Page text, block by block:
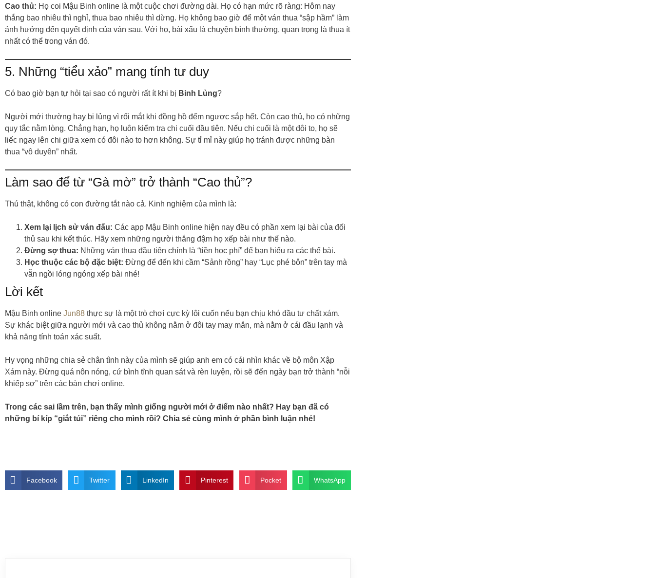
Cao thủ: Họ coi Mậu Binh online là một cuộc chơi đường dài. Họ có hạn mức rõ ràng: Hôm nay
thắng bao nhiêu thì nghỉ, thua bao nhiêu thì dừng. Họ không bao giờ để một ván thua “sập hầm” làm
ảnh hưởng đến quyết định của ván sau. Với họ, bài xấu là chuyện bình thường, quan trọng là thua ít
nhất có thể trong ván đó.
5. Những “tiểu xảo” mang tính tư duy
Có bao giờ bạn tự hỏi tại sao có người rất ít khi bị Binh Lủng?
Người mới thường hay bị lủng vì rối mắt khi đồng hồ đếm ngược sắp hết. Còn cao thủ, họ có những
quy tắc nằm lòng. Chẳng hạn, họ luôn kiểm tra chi cuối đầu tiên. Nếu chi cuối là một đôi to, họ sẽ
liếc ngay lên chi giữa xem có đôi nào to hơn không. Sự tỉ mỉ này giúp họ tránh được những bàn
thua “vô duyên” nhất.
Làm sao để từ “Gà mờ” trở thành “Cao thủ”?
Thú thật, không có con đường tắt nào cả. Kinh nghiệm của mình là:
Xem lại lịch sử ván đấu: Các app Mậu Binh online hiện nay đều có phần xem lại bài của đối
thủ sau khi kết thúc. Hãy xem những người thắng đậm họ xếp bài như thế nào.
Đừng sợ thua: Những ván thua đầu tiên chính là “tiền học phí” để bạn hiểu ra các thế bài.
Học thuộc các bộ đặc biệt: Đừng để đến khi cầm “Sảnh rồng” hay “Lục phé bôn” trên tay mà
vẫn ngồi lóng ngóng xếp bài nhé!
Lời kết
Mậu Binh online Jun88 thực sự là một trò chơi cực kỳ lôi cuốn nếu bạn chịu khó đầu tư chất xám.
Sự khác biệt giữa người mới và cao thủ không nằm ở đôi tay may mắn, mà nằm ở cái đầu lạnh và
khả năng tính toán xác suất.
Hy vọng những chia sẻ chân tình này của mình sẽ giúp anh em có cái nhìn khác về bộ môn Xập
Xám này. Đừng quá nôn nóng, cứ bình tĩnh quan sát và rèn luyện, rồi sẽ đến ngày bạn trở thành “nỗi
khiếp sợ” trên các bàn chơi online.
Trong các sai lầm trên, bạn thấy mình giống người mới ở điểm nào nhất? Hay bạn đã có
những bí kíp “giắt túi” riêng cho mình rồi? Chia sẻ cùng mình ở phần bình luận nhé!
Facebook Twitter LinkedIn Pinterest Pocket WhatsApp